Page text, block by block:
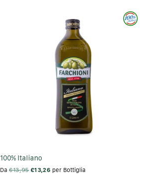
100% Italiano
Da €13,95 €13,26 per Bottiglia